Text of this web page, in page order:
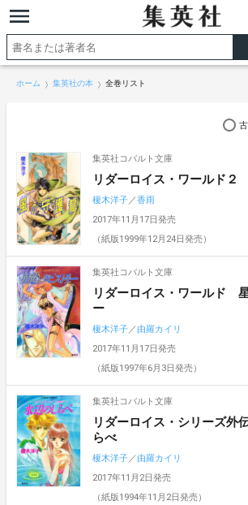
ホーム 集英社の本 全巻リスト
集英社コバルト文庫
リダーロイス・ワールド
榎木洋子／香雨
2017年11月17日発売
（紙版1999年12月24日発売）
集英社コバルト文庫
リダーロイス・ワールド
ー
榎木洋子／由羅カイリ
2017年11月17日発売
（紙版1997年6月3日発売）
集英社コバルト文庫
リダーロイス・シリーズ外
らべ
榎木洋子／由羅カイリ
2017年11月2日発売
（紙版1994年11月2日発売）